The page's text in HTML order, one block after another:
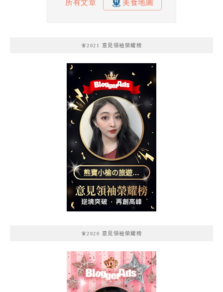
🧚2021 意見領袖榮耀榜
熊寶小榆の旅遊日
記
🧚2020 意見領袖榮耀榜